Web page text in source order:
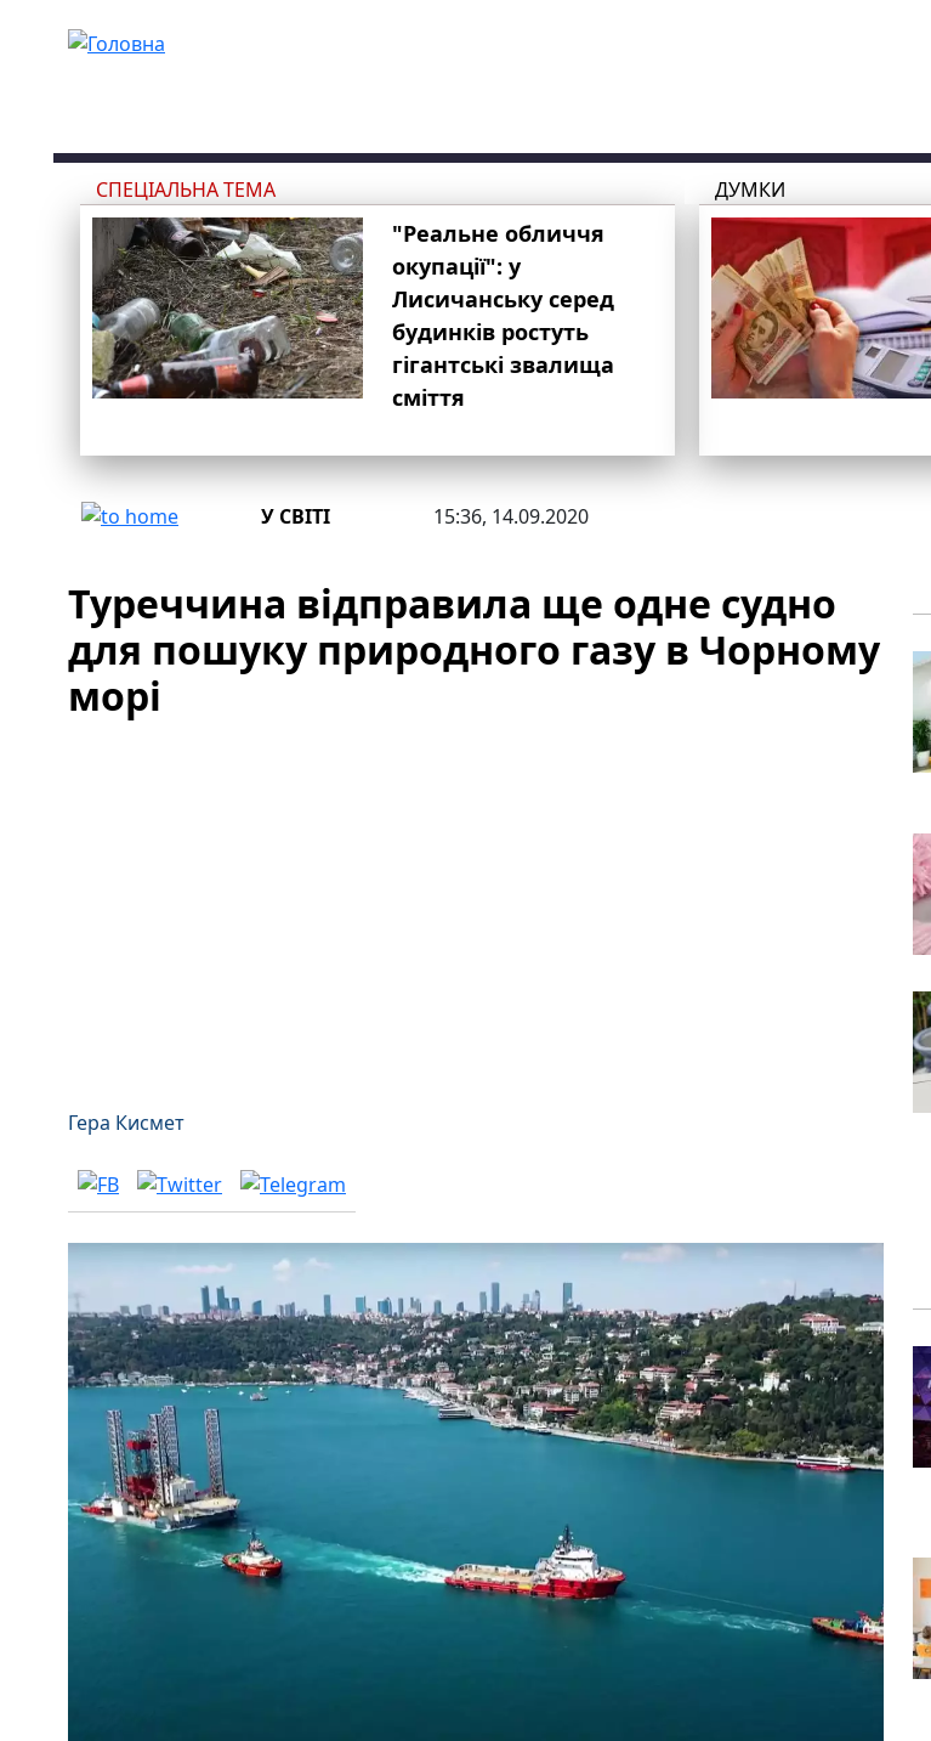
СПЕЦІАЛЬНА ТЕМА
"Реальне обличчя
окупації": у
Лисичанську серед
будинків ростуть
гігантські звалища
сміття
ДУМКИ
У СВІТІ 15:36, 14.09.2020
Туреччина відправила ще одне судно
для пошуку природного газу в Чорному
морі
Гера Кисмет